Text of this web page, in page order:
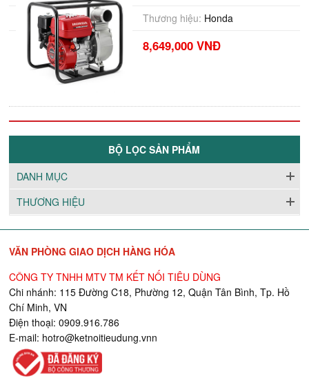
Thương hiệu: Honda
8,649,000 VNĐ
BỘ LỌC SẢN PHẨM
DANH MỤC
THƯƠNG HIỆU
VĂN PHÒNG GIAO DỊCH HÀNG HÓA
CÔNG TY TNHH MTV TM KẾT NỐI TIÊU DÙNG
Chi nhánh: 115 Đường C18, Phường 12, Quận Tân Bình, Tp. Hồ
Chí Minh, VN
Điện thoại: 0909.916.786
E-mail: hotro@ketnoitieudung.vnn